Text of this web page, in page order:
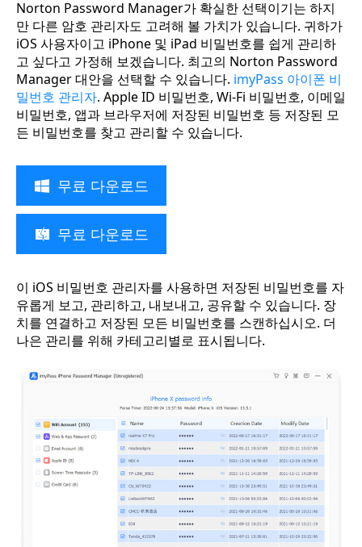
Norton Password Manager가 확실한 선택이기는 하지
만 다른 암호 관리자도 고려해 볼 가치가 있습니다. 귀하가
iOS 사용자이고 iPhone 및 iPad 비밀번호를 쉽게 관리하
고 싶다고 가정해 보겠습니다. 최고의 Norton Password
Manager 대안을 선택할 수 있습니다. imyPass 아이폰 비
밀번호 관리자. Apple ID 비밀번호, Wi-Fi 비밀번호, 이메일
비밀번호, 앱과 브라우저에 저장된 비밀번호 등 저장된 모
든 비밀번호를 찾고 관리할 수 있습니다.
무료 다운로드
무료 다운로드
이 iOS 비밀번호 관리자를 사용하면 저장된 비밀번호를 자
유롭게 보고, 관리하고, 내보내고, 공유할 수 있습니다. 장
치를 연결하고 저장된 모든 비밀번호를 스캔하십시오. 더
나은 관리를 위해 카테고리별로 표시됩니다.